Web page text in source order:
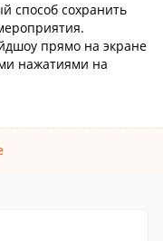
способ сохранить
прямо на экране
нажатиями на